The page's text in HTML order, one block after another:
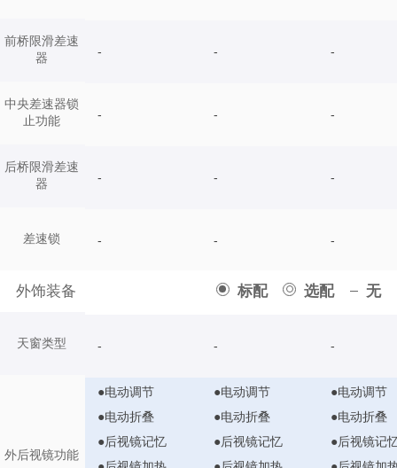
前桥限滑差速
器
中央差速器锁
止功能
后桥限滑差速
器
差速锁
外饰装备 标配 选配 无
天窗类型
外后视镜功能
- - -
- - -
- - -
- - -
- - -
●电动调节
●电动折叠
●后视镜记忆
●电动调节
●电动折叠
●后视镜记忆
●电动调节
●电动折叠
●后视镜记